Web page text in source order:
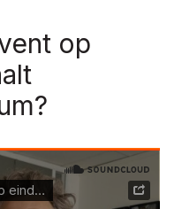
op